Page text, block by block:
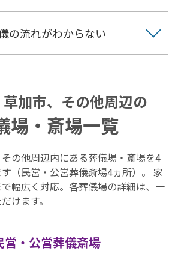
の流れがわからない
加市、その他周辺の
場・斎場一覧
の他周辺内にある葬儀場・斎場を4
（民営・公営葬儀斎場4ヵ所）。 家
幅広く対応。各葬儀場の詳細は、一
けます。
営・公営葬儀斎場